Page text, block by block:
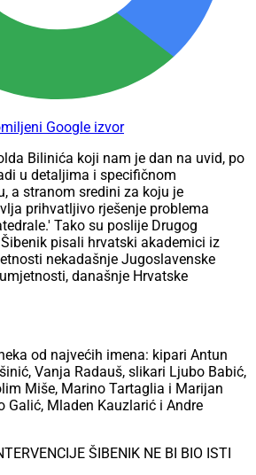
Google izvor
Bilinića koji nam je dan na uvid, po
u detaljima i specifičnom
a stranom sredini za koju je
prihvatljivo rješenje problema
Tako su poslije Drugog
pisali hrvatski akademici iz
nekadašnje Jugoslavenske
današnje Hrvatske
od najvećih imena: kipari Antun
Vanja Radauš, slikari Ljubo Babić,
Miše, Marino Tartaglia i Marijan
Galić, Mladen Kauzlarić i Andre
ŠIBENIK NE BI BIO ISTI